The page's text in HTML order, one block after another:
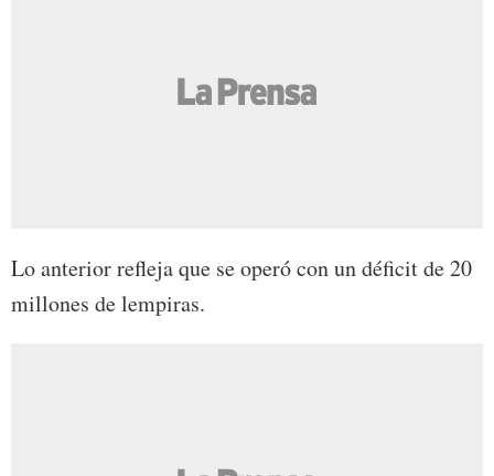
Lo anterior refleja que se operó con un déficit de 20
millones de lempiras.